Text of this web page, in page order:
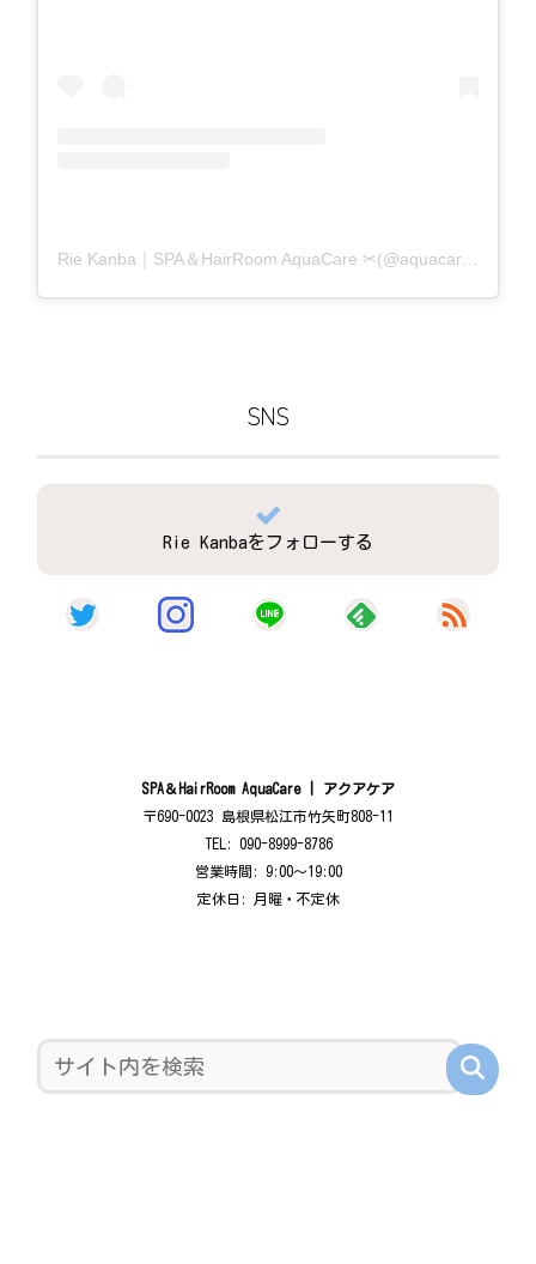
SNS
Rie Kanbaをフォローする
SPA＆HairRoom AquaCare | アクアケア
〒690-0023 島根県松江市竹矢町808-11
TEL: 090-8999-8786
営業時間: 9:00〜19:00
定休日: 月曜・不定休